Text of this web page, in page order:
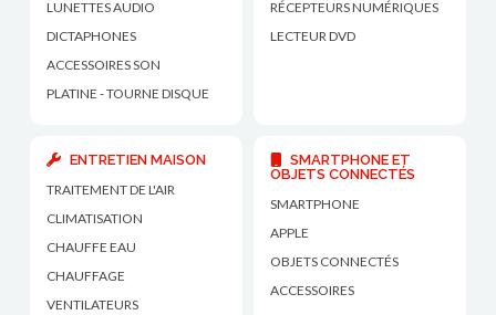
LUNETTES AUDIO
DICTAPHONES
ACCESSOIRES SON
PLATINE - TOURNE DISQUE
RÉCEPTEURS NUMÉRIQUES
LECTEUR DVD
ENTRETIEN MAISON
TRAITEMENT DE L'AIR
CLIMATISATION
CHAUFFE EAU
CHAUFFAGE
VENTILATEURS
SMARTPHONE ET
OBJETS CONNECTÉS
SMARTPHONE
APPLE
OBJETS CONNECTÉS
ACCESSOIRES